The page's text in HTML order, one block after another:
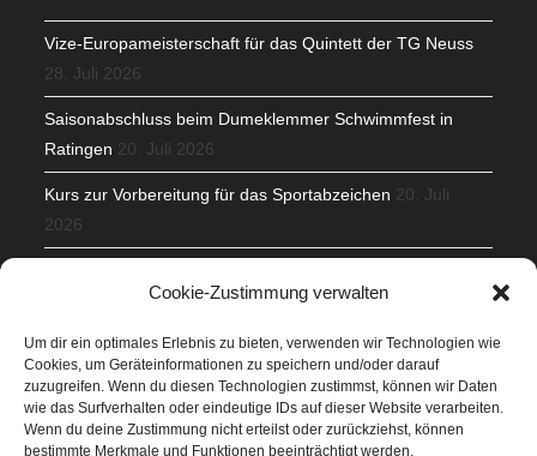
Cookie-Zustimmung verwalten
Um dir ein optimales Erlebnis zu bieten, verwenden wir Technologien wie
Cookies, um Geräteinformationen zu speichern und/oder darauf
zuzugreifen. Wenn du diesen Technologien zustimmst, können wir Daten
wie das Surfverhalten oder eindeutige IDs auf dieser Website verarbeiten.
Wenn du deine Zustimmung nicht erteilst oder zurückziehst, können
bestimmte Merkmale und Funktionen beeinträchtigt werden.
Vize-Europameisterschaft für das Quintett der TG Neuss
28. Juli 2026
Saisonabschluss beim Dumeklemmer Schwimmfest in
Ratingen 20. Juli 2026
Kurs zur Vorbereitung für das Sportabzeichen 20. Juli
2026
Veranstaltungen
Höffner Run